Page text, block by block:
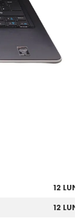
12 LUNI
12 LUNI